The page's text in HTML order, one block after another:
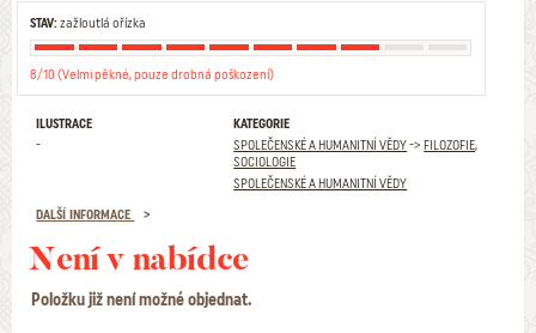
STAV:zažloutlá ořízka
8/10 (Velmi pěkné, pouze drobná poškození)
ILUSTRACE
-
KATEGORIE
SPOLEČENSKÉ A HUMANITNÍ VĚDY->FILOZOFIE,
SOCIOLOGIE
SPOLEČENSKÉ A HUMANITNÍ VĚDY
DALŠÍ INFORMACE
Není v nabídce
Položku již není možné objednat.